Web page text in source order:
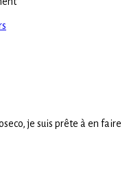
je suis prête à en faire